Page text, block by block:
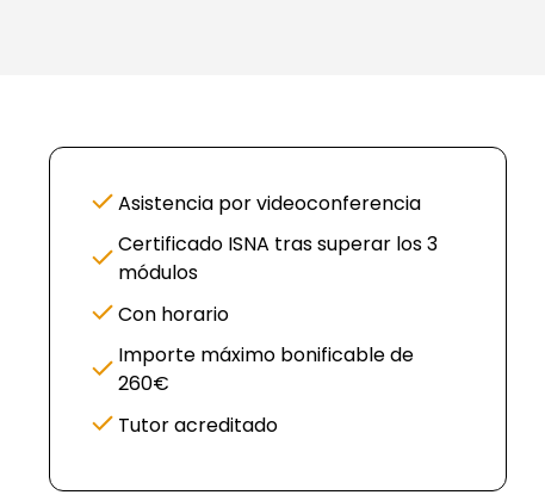
Asistencia por videoconferencia
Certificado ISNA tras superar los 3
módulos
Con horario
Importe máximo bonificable de
260€
Tutor acreditado